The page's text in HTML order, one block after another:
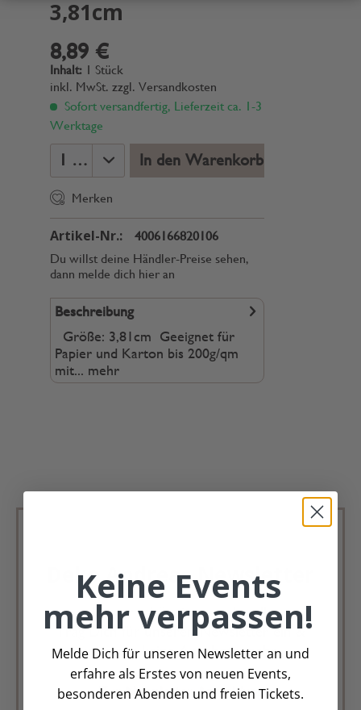
3,81cm
8,89 €
Inhalt: 1 Stück
inkl. MwSt. zzgl. Versandkosten
Sofort versandfertig, Lieferzeit ca. 1-3
Werktage
In den Warenkorb
Merken
Artikel-Nr.:
4006166820106
Du willst deine Händler-Preise sehen,
dann melde dich hier an
Beschreibung
Größe: 3,81cm Geeignet für
Papier und Karton bis 200g/qm
mit... mehr
Deko Andreas Newsletter
Immer schön, immer aktuell.
Trag Dich für unseren Newsletter ein &
verpasse keine Angebote mehr
Zur Newsletter Anmeldung
Keine Events
mehr verpassen!
Melde Dich für unseren Newsletter an und
erfahre als Erstes von neuen Events,
besonderen Abenden und freien Tickets.